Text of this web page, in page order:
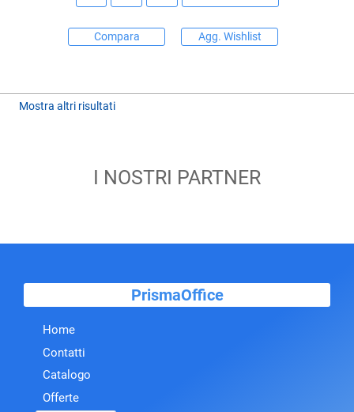
Compara Agg. Wishlist
Mostra altri risultati
I NOSTRI PARTNER
PrismaOffice
Home
Contatti
Catalogo
Offerte